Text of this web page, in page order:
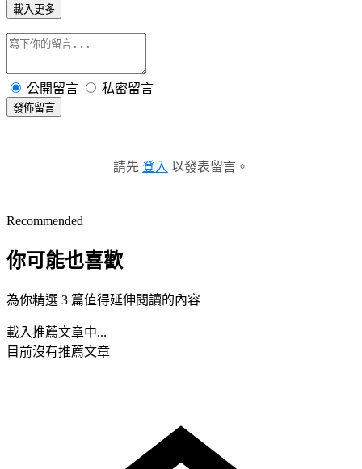
載入更多
公開留言 私密留言
發佈留言
請先 登入 以發表留言。
Recommended
你可能也喜歡
為你精選 3 篇值得延伸閱讀的內容
載入推薦文章中...
目前沒有推薦文章